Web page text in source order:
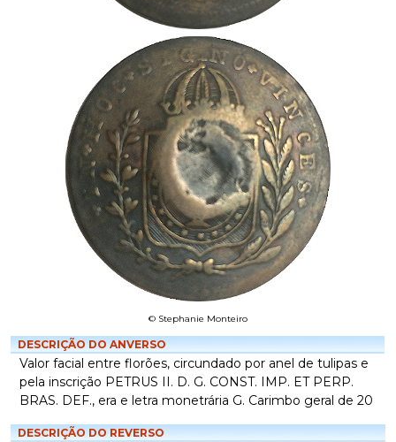
© Stephanie Monteiro
DESCRIÇÃO DO ANVERSO
Valor facial entre florões, circundado por anel de tulipas e
pela inscrição PETRUS II. D. G. CONST. IMP. ET PERP.
BRAS. DEF., era e letra monetrária G. Carimbo geral de 20
DESCRIÇÃO DO REVERSO